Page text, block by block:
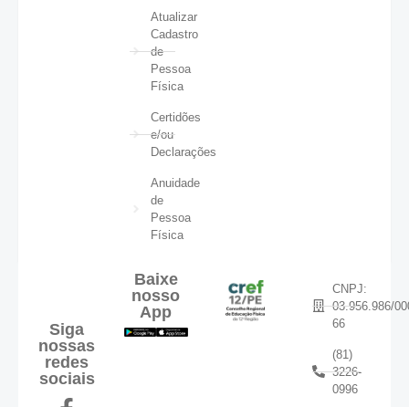
Atualizar
Cadastro
de
Pessoa
Física
Certidões
e/ou
Declarações
Anuidade
de
Pessoa
Física
Siga
nossas
redes
sociais
Baixe
nosso
App
CNPJ:
03.956.986/
66
(81)
3226-
0996